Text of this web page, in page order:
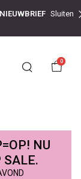
Sluiten
0
NU
SALE.